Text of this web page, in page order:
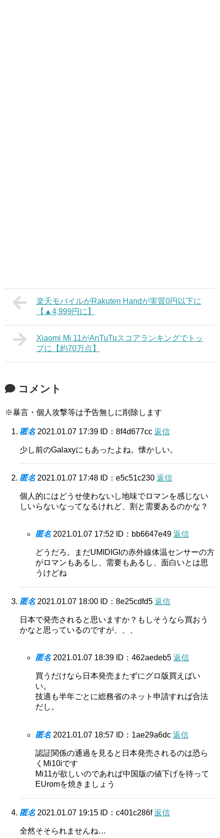
楽天モバイルがRakuten Handが実質0円以下に
【▲4,999円に】
Xiaomi Mi 11がAnTuTuスコアランキングでトッ
プに【約70万点】
コメント
※暴言・個人攻撃等は予告無しに削除します
匿名 2021.01.07 17:39 ID：8f4d677cc 返信
少し前のGalaxyにもあったよね。懐かしい。
匿名 2021.01.07 17:48 ID：e5c51c230 返信
個人的にはどうせ使わないし地味でロマンを感じない
しいらないなってなるけれど、割と需要あるのかな？
匿名 2021.01.07 17:52 ID：bb6647e49 返信
どうだろ。まだUMIDIGIの赤外線体温センサーの方
がロマンもあるし、需要もあるし、面白いとは思
うけどね
匿名 2021.01.07 18:00 ID：8e25cdfd5 返信
日本で発売されると思いますか？もしそうなら買おう
かなと思っているのですが、、、
匿名 2021.01.07 18:39 ID：462aedeb5 返信
買うだけなら日本発売またずにグロ版買えばい
い。
技適も半年ごとに総務省のネット申請すれば合法
だし。
匿名 2021.01.07 18:57 ID：1ae29a6dc 返信
認証関係の通過を見ると日本発売されるのは恐ら
くMi10iです
Mi11が欲しいのであれば中国版の値下げを待って
EUromを焼きましょう
匿名 2021.01.07 19:15 ID：c401c286f返信
全然そそられませんね…